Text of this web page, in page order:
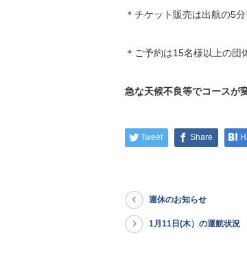
＊チケット販売は出航の5
＊ご予約は15名様以上の団
急な天候不良等でコースが
Tweet Share
運休のお知らせ
1月11日(木）の運航状況